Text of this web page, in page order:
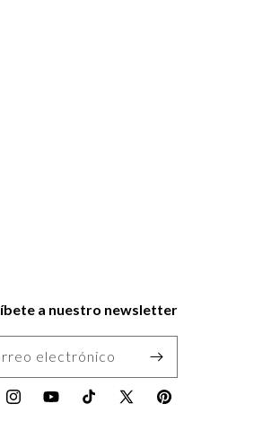
a nuestro newsletter
electrónico
InstagramYouTubeTikTok
X
Pinterest